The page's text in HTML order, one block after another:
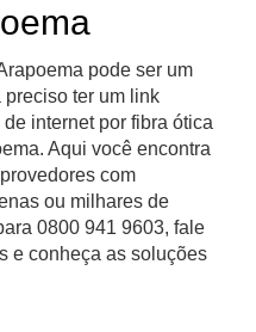
pode ser um
ter um link
internet por fibra ótica
Aqui você encontra
com
ou milhares de
0800 941 9603, fale
e conheça as soluções